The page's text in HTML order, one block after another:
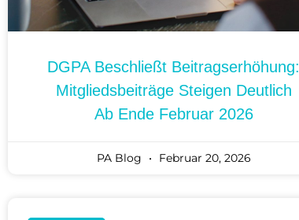
DGPA Beschließt Beitragserhöhung:
Mitgliedsbeiträge Steigen Deutlich
Ab Ende Februar 2026
PA Blog Februar 20, 2026